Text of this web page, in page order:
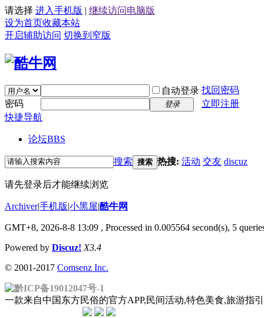
请选择 进入手机版 | 继续访问电脑版
设为首页收藏本站
开启辅助访问 切换到窄版
自动登录 找回密码
密码
登录
立即注册
快捷导航
论坛BBS
搜索 搜索 热搜: 活动 交友 discuz
请先登录后才能继续浏览
Archiver|手机版|小黑屋|酷牛网
GMT+8, 2026-8-8 13:09 , Processed in 0.005564 second(s), 5
Powered by Discuz! X3.4
© 2001-2017 Comsenz Inc.
黔ICP备19012047号-1
一款来自中国东方民俗的官方APP,民间活动,特色美食,旅游